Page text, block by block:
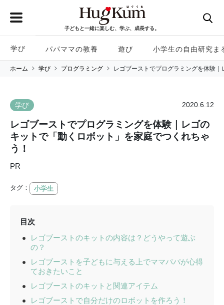
子どもと一緒に楽しむ、学ぶ、成長する。
学び パパママの教養 遊び 小学生の自由研究ま
ホーム 学び プログラミング レゴブーストでプログラミングを体験
学び 2020.6.12
レゴブーストでプログラミングを体験｜レゴの
キットで「動くロボット」を家庭でつくれちゃ
う！
PR
タグ： 小学生
目次
レゴブーストのキットの内容は？どうやって遊ぶ
の？
レゴブーストを子どもに与える上でママパパが心得
ておきたいこと
レゴブーストのキットと関連アイテム
レゴブーストで自分だけのロボットを作ろう！